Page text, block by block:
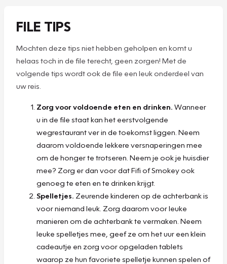
FILE TIPS
Mochten deze tips niet hebben geholpen en komt u
helaas toch in de file terecht, geen zorgen! Met de
volgende tips wordt ook de file een leuk onderdeel van
uw reis.
Zorg voor voldoende eten en drinken. Wanneer
u in de file staat kan het eerstvolgende
wegrestaurant ver in de toekomst liggen. Neem
daarom voldoende lekkere versnaperingen mee
om de honger te trotseren. Neem je ook je huisdier
mee? Zorg er dan voor dat Fifi of Smokey ook
genoeg te eten en te drinken krijgt.
Spelletjes. Zeurende kinderen op de achterbank is
voor niemand leuk. Zorg daarom voor leuke
manieren om de achterbank te vermaken. Neem
leuke spelletjes mee, geef ze om het uur een klein
cadeautje en zorg voor opgeladen tablets
waarop ze hun favoriete spelletje kunnen spelen of